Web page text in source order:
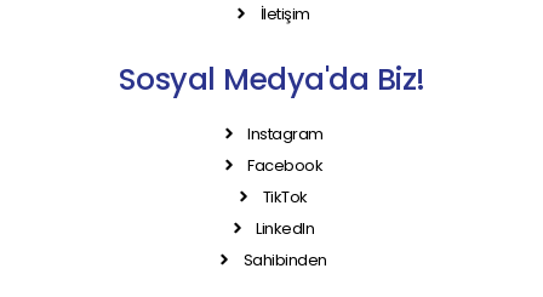
İletişim
Sosyal Medya'da Biz!
Instagram
Facebook
TikTok
LinkedIn
Sahibinden